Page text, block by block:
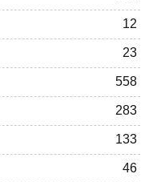
12
23
558
283
133
46